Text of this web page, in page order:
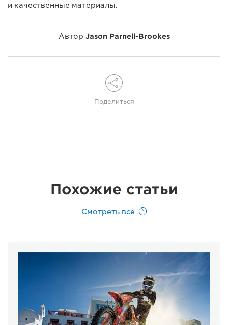
и качественные материалы.
Автор Jason Parnell-Brookes
Поделиться
Похожие статьи
Смотреть все